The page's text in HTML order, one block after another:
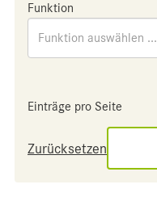
Funktion
Funktion auswählen ...
Einträge pro Seite
Zurücksetzen